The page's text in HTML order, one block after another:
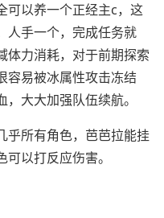
可以养一个正经主c，这
人手一个，完成任务就
体力消耗，对于前期探索
容易被冰属性攻击冻结
，大大加强队伍续航。
乎所有角色，芭芭拉能挂
以打反应伤害。